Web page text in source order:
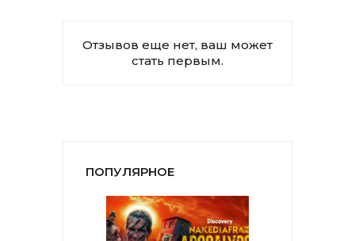
Отзывов еще нет, ваш может
стать первым.
ПОПУЛЯРНОЕ